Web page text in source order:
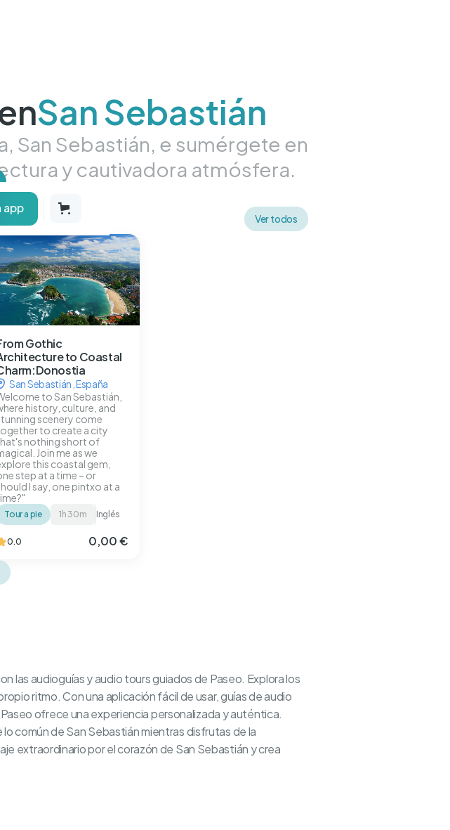
San Sebastián
San Sebastián, e sumérgete en
y cautivadora atmósfera.
app
Ver todos
Gothic
to Coastal
San Sebastián España
to San Sebastián,
history, culture, and
scenery come
to create a city
nothing short of
Join me as we
this coastal gem,
step at a time – or
I say, one pintxo at a
Tour a pie 1h 30m Inglés
0.0 0,00 €
las audioguías y audio tours guiados de Paseo. Explora los
ritmo. Con una aplicación fácil de usar, guías de audio
ofrece una experiencia personalizada y auténtica.
común de San Sebastián mientras disfrutas de la
extraordinario por el corazón de San Sebastián y crea